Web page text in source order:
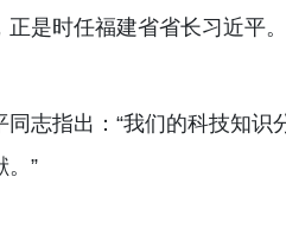
是时任福建省省长习近平。
同志指出：“我们的科技知
。”